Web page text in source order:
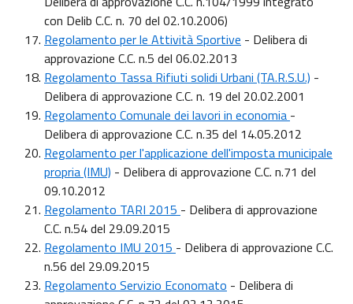
con Delib C.C. n. 70 del 02.10.2006)
Regolamento per le Attività Sportive - Delibera di
approvazione C.C. n.5 del 06.02.2013
Regolamento Tassa Rifiuti solidi Urbani (TA.R.S.U.) -
Delibera di approvazione C.C. n. 19 del 20.02.2001
Regolamento Comunale dei lavori in economia -
Delibera di approvazione C.C. n.35 del 14.05.2012
Regolamento per l'applicazione dell'imposta municipale
propria (IMU) - Delibera di approvazione C.C. n.71 del
09.10.2012
Regolamento TARI 2015 - Delibera di approvazione
C.C. n.54 del 29.09.2015
Regolamento IMU 2015 - Delibera di approvazione C.C.
n.56 del 29.09.2015
Regolamento Servizio Economato - Delibera di